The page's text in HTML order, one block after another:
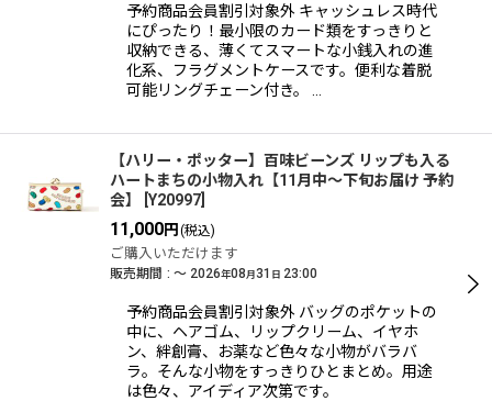
予約商品会員割引対象外 キャッシュレス時代
にぴったり！最小限のカード類をすっきりと
収納できる、薄くてスマートな小銭入れの進
化系、フラグメントケースです。便利な着脱
可能リングチェーン付き。 …
【ハリー・ポッター】百味ビーンズ リップも入る
ハートまちの小物入れ【11月中〜下旬お届け 予約
会】
Y20997
11,000円 (税込)
ご購入いただけます
販売期間 : ～ 2026年08月31 日 23:00
予約商品会員割引対象外 バッグのポケットの
中に、ヘアゴム、リップクリーム、イヤホ
ン、絆創膏、お薬など色々な小物がバラバ
ラ。そんな小物をすっきりひとまとめ。用途
は色々、アイディア次第です。